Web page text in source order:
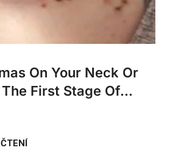
On Your Neck Or
First Stage Of...